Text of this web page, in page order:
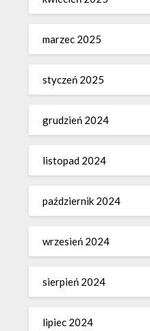
marzec 2025
styczeń 2025
grudzień 2024
listopad 2024
październik 2024
wrzesień 2024
sierpień 2024
lipiec 2024